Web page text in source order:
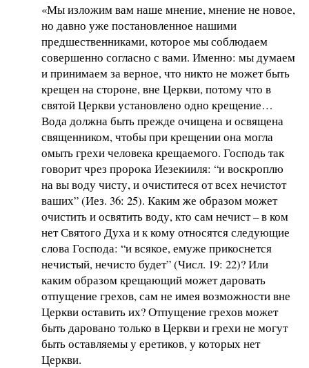
«Мы изложим вам наше мнение, мнение не новое,
но давно уже постановленное нашими
предшественниками, которое мы соблюдаем
совершенно согласно с вами. Именно: мы думаем
и принимаем за верное, что никто не может быть
крещен на стороне, вне Церкви, потому что в
святой Церкви установлено одно крещение…
Вода должна быть прежде очищена и освящена
священником, чтобы при крещении она могла
омыть грехи человека крещаемого. Господь так
говорит чрез пророка Иезекииля: “и воскроплю
на вы воду чисту, и очиститеся от всех нечистот
ваших” (Иез. 36: 25). Каким же образом может
очистить и освятить воду, кто сам нечист – в ком
нет Святого Духа и к кому относятся следующие
слова Господа: “и всякое, емуже прикоснется
нечистый, нечисто будет” (Числ. 19: 22)? Или
каким образом крещающий может даровать
отпущение грехов, сам не имея возможности вне
Церкви оставить их? Отпущение грехов может
быть даровано только в Церкви и грехи не могут
быть оставляемы у еретиков, у которых нет
Церкви.